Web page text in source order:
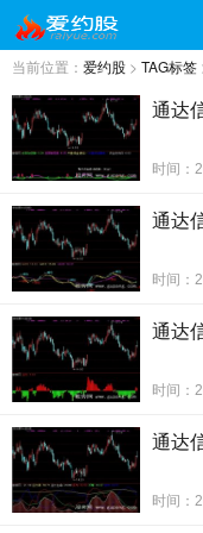
当前位置： 爱约股 > TAG标签
通达
时间：
通达
时间：
通达
时间：
通达
时间：